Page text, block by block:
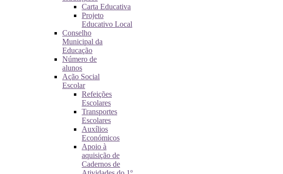
Carta Educativa
Projeto
Educativo Local
Conselho
Municipal da
Educação
Número de
alunos
Ação Social
Escolar
Refeições
Escolares
Transportes
Escolares
Auxílios
Económicos
Apoio à
aquisição de
Cadernos de